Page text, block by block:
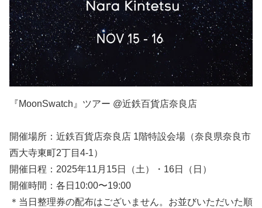
『MoonSwatch』ツアー @近鉄百貨店奈良店
開催場所：近鉄百貨店奈良店 1階特設会場（奈良県奈良市
西大寺東町2丁目4-1）
開催日程：2025年11月15日（土）・16日（日）
開催時間：各日10:00〜19:00
＊当日整理券の配布はございません。お並びいただいた順